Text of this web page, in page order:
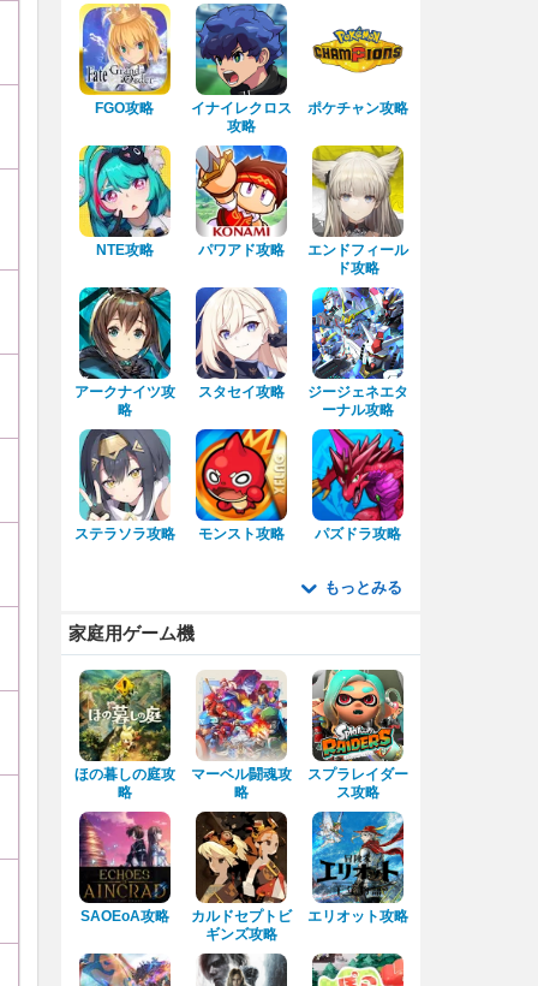
FGO攻略
イナイレクロス
攻略
ポケチャン攻略
NTE攻略 パワアド攻略
エンドフィール
ド攻略
アークナイツ攻
略
スタセイ攻略
ジージェネエタ
ーナル攻略
ステラソラ攻略 モンスト攻略 パズドラ攻略
もっとみる
家庭用ゲーム機
ほの暮しの庭攻
略
マーベル闘魂攻
略
スプラレイダー
ス攻略
SAOEoA攻略
カルドセプトビ
ギンズ攻略
エリオット攻略